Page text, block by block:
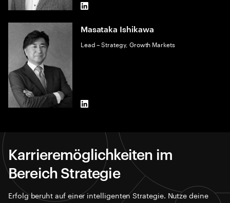
LinkedIn
Masataka Ishikawa
Lead – Strategy, Growth Markets
LinkedIn
Karrieremöglichkeiten im
Bereich Strategie
Erfolg beruht auf einer intelligenten Strategie. Nutze deine